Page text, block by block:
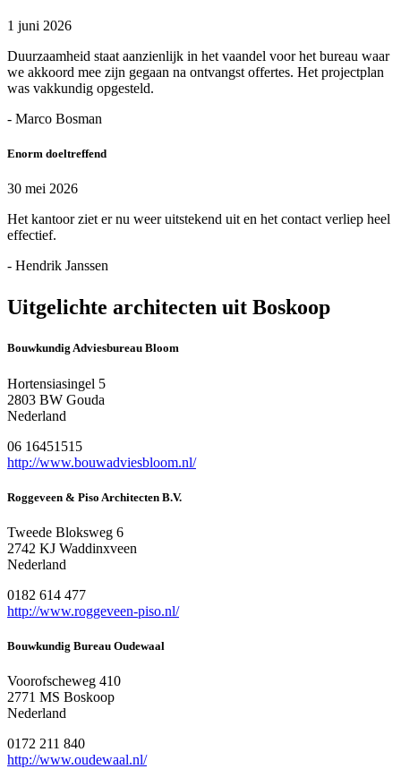
1 juni 2026
Duurzaamheid staat aanzienlijk in het vaandel voor het bureau waar
we akkoord mee zijn gegaan na ontvangst offertes. Het projectplan
was vakkundig opgesteld.
- Marco Bosman
Enorm doeltreffend
30 mei 2026
Het kantoor ziet er nu weer uitstekend uit en het contact verliep heel
effectief.
- Hendrik Janssen
Uitgelichte architecten uit Boskoop
Bouwkundig Adviesbureau Bloom
Hortensiasingel 5
2803 BW Gouda
Nederland
06 16451515
http://www.bouwadviesbloom.nl/
Roggeveen & Piso Architecten B.V.
Tweede Bloksweg 6
2742 KJ Waddinxveen
Nederland
0182 614 477
http://www.roggeveen-piso.nl/
Bouwkundig Bureau Oudewaal
Voorofscheweg 410
2771 MS Boskoop
Nederland
0172 211 840
http://www.oudewaal.nl/